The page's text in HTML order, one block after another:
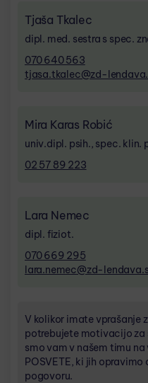
Tjaša Tkalec
dipl. med. sestra s spec.
070 640 563
tjasa.tkalec@zd-
Mira Karas Robić
univ.dipl. psih., spec. klin.
02 57 89 223
Lara Nemec
dipl. fiziot.
070 669 295
lara.nemec@zd-
V kolikor imate vprašanje
potrebujete motivacijo za
smo vam v našem timu na
POSVETE, ki jih
pogovoru.